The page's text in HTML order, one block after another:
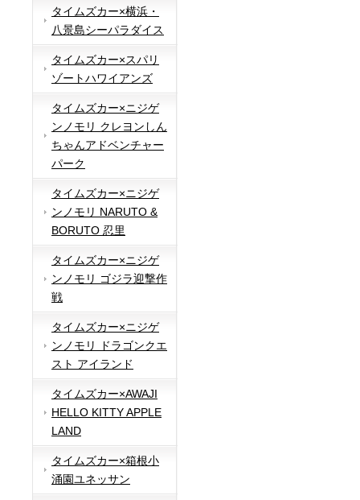
タイムズカー×横浜・
八景島シーパラダイス
タイムズカー×スパリ
ゾートハワイアンズ
タイムズカー×ニジゲ
ンノモリ クレヨンしん
ちゃんアドベンチャー
パーク
タイムズカー×ニジゲ
ンノモリ NARUTO &
BORUTO 忍里
タイムズカー×ニジゲ
ンノモリ ゴジラ迎撃作
戦
タイムズカー×ニジゲ
ンノモリ ドラゴンクエ
スト アイランド
タイムズカー×AWAJI
HELLO KITTY APPLE
LAND
タイムズカー×箱根小
涌園ユネッサン